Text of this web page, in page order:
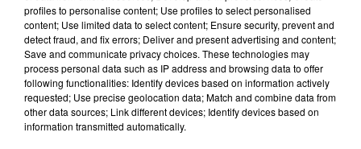
Gagnez vos entrées pour le
Musée du Sport Automobile au
Mans !
profiles to personalise content; Use profiles to select personalised
content; Use limited data to select content; Ensure security, prevent and
detect fraud, and fix errors; Deliver and present advertising and content;
Save and communicate privacy choices. These technologies may
process personal data such as IP address and browsing data to offer
following functionalities: Identify devices based on information actively
requested; Use precise geolocation data; Match and combine data from
other data sources; Link different devices; Identify devices based on
information transmitted automatically.